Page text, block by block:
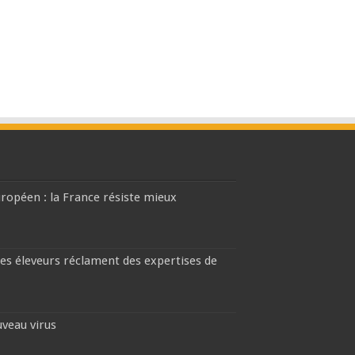
: la France résiste mieux
éleveurs réclament des expertises de
virus